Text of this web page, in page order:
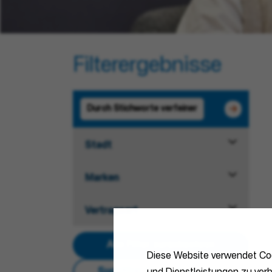
Diese Website verwendet
Filterergebnisse
Stadt
Marken
Vertragsart
Alle Filter zurücksetzen